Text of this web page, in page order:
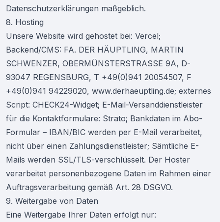
Datenschutzerklärungen maßgeblich.
8. Hosting
Unsere Website wird gehostet bei: Vercel;
Backend/CMS: FA. DER HÄUPTLING, MARTIN
SCHWENZER, OBERMÜNSTERSTRASSE 9A, D-
93047 REGENSBURG, T +49(0)941 20054507, F
+49(0)941 94229020, www.derhaeuptling.de; externes
Script: CHECK24-Widget; E-Mail-Versanddienstleister
für die Kontaktformulare: Strato; Bankdaten im Abo-
Formular – IBAN/BIC werden per E-Mail verarbeitet,
nicht über einen Zahlungsdienstleister; Sämtliche E-
Mails werden SSL/TLS-verschlüsselt. Der Hoster
verarbeitet personenbezogene Daten im Rahmen einer
Auftragsverarbeitung gemäß Art. 28 DSGVO.
9. Weitergabe von Daten
Eine Weitergabe Ihrer Daten erfolgt nur: